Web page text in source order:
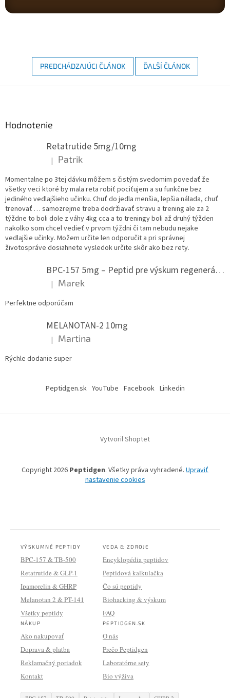
PREDCHÁDZAJÚCI ČLÁNOK ĎALŠÍ ČLÁNOK
Hodnotenie
Retatrutide 5mg/10mg
Hodnotenie produktu je 5 z 5 hviezdičiek.
| Patrik
Momentalne po 3tej dávku môžem s čistým svedomim povedať že
všetky veci ktoré by mala reta robiť pociťujem a su funkčne bez
jediného vedlajšieho učinku. Chuť do jedla menšia, lepšia nálada, chuť
trenovať … samozrejme treba dodržiavať stravu a trening ale za 2
týždne to boli dole z váhy 4kg cca a to treningy boli až druhý týžden
nakolko som chcel vedieť v prvom týždni či tam nebudu nejake
vedlajšie učinky. Možem určite len odporučit a pri správnej
životospráve dosiahnete vysledok určite skôr ako bez rety.
BPC-157 5mg – Peptid pre výskum regenerácie.
Hodnotenie produktu je 5 z 5 hviezdičiek.
| Marek
Perfektne odporúčam
MELANOTAN-2 10mg
Hodnotenie produktu je 5 z 5 hviezdičiek.
| Martina
Rýchle dodanie super
Peptidgen.sk YouTube Facebook Linkedin
Vytvoril Shoptet
Copyright 2026 Peptidgen. Všetky práva vyhradené. Upraviť
nastavenie cookies
VÝSKUMNÉ PEPTIDY
BPC-157 & TB-500
Retatrutide & GLP-1
Ipamorelin & GHRP
Melanotan 2 & PT-141
Všetky peptidy
VEDA & ZDROJE
Encyklopédia peptidov
Peptidová kalkulačka
Čo sú peptidy
Biohacking & výskum
FAQ
NÁKUP
Ako nakupovať
Doprava & platba
Reklamačný poriadok
Kontakt
PEPTIDGEN.SK
O nás
Prečo Peptidgen
Laboratórne sety
Bio výživa